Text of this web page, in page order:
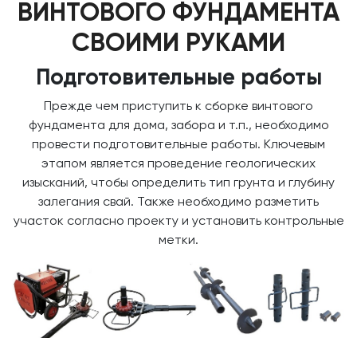
ВИНТОВОГО ФУНДАМЕНТА
СВОИМИ РУКАМИ
Подготовительные работы
Прежде чем приступить к сборке винтового
фундамента для дома, забора и т.п., необходимо
провести подготовительные работы. Ключевым
этапом является проведение геологических
изысканий, чтобы определить тип грунта и глубину
залегания свай. Также необходимо разметить
участок согласно проекту и установить контрольные
метки.